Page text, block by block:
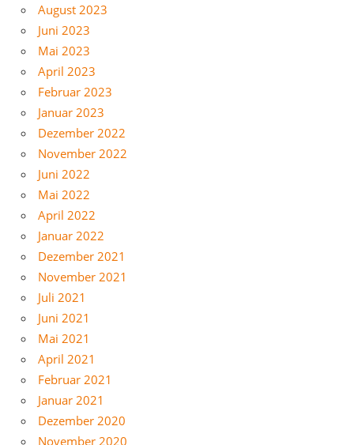
August 2023
Juni 2023
Mai 2023
April 2023
Februar 2023
Januar 2023
Dezember 2022
November 2022
Juni 2022
Mai 2022
April 2022
Januar 2022
Dezember 2021
November 2021
Juli 2021
Juni 2021
Mai 2021
April 2021
Februar 2021
Januar 2021
Dezember 2020
November 2020